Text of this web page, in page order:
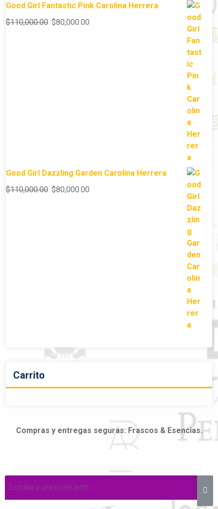
Good Girl Fantastic Pink Carolina Herrera
$110,000.00 $80,000.00
Good Girl Dazzling Garden Carolina Herrera
$110,000.00 $80,000.00
Carrito
Compras y entregas seguras: Frascos & Esencias.